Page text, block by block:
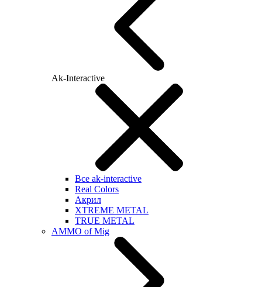
Ak-Interactive
Все ak-interactive
Real Colors
Акрил
XTREME METAL
TRUE METAL
AMMO of Mig